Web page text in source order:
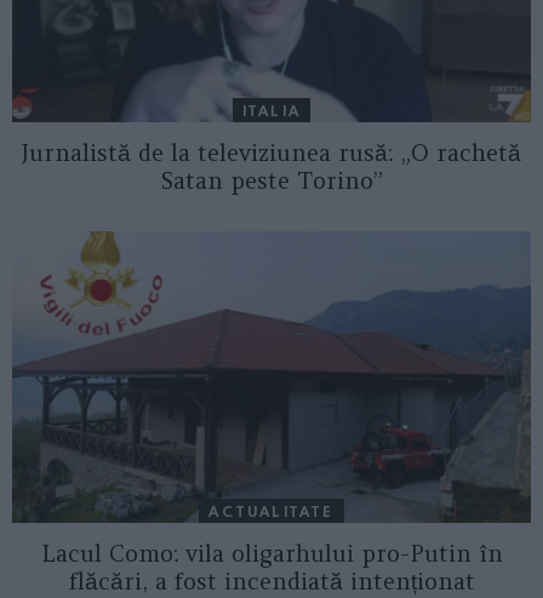
ITALIA
Jurnalistă de la televiziunea rusă: „O rachetă
Satan peste Torino”
ACTUALITATE
Lacul Como: vila oligarhului pro-Putin în
flăcări, a fost incendiată intenționat